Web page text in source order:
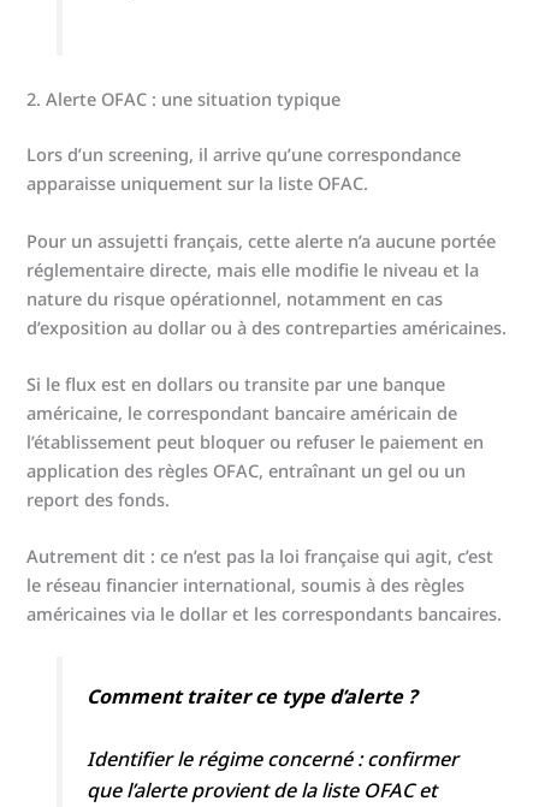
2. Alerte OFAC : une situation typique
Lors d’un screening, il arrive qu’une correspondance
apparaisse uniquement sur la liste OFAC.
Pour un assujetti français, cette alerte n’a aucune portée
réglementaire directe, mais elle modifie le niveau et la
nature du risque opérationnel, notamment en cas
d’exposition au dollar ou à des contreparties américaines.
Si le flux est en dollars ou transite par une banque
américaine, le correspondant bancaire américain de
l’établissement peut bloquer ou refuser le paiement en
application des règles OFAC, entraînant un gel ou un
report des fonds.
Autrement dit : ce n’est pas la loi française qui agit, c’est
le réseau financier international, soumis à des règles
américaines via le dollar et les correspondants bancaires.
Comment traiter ce type d’alerte ?
Identifier le régime concerné : confirmer
que l’alerte provient de la liste OFAC et